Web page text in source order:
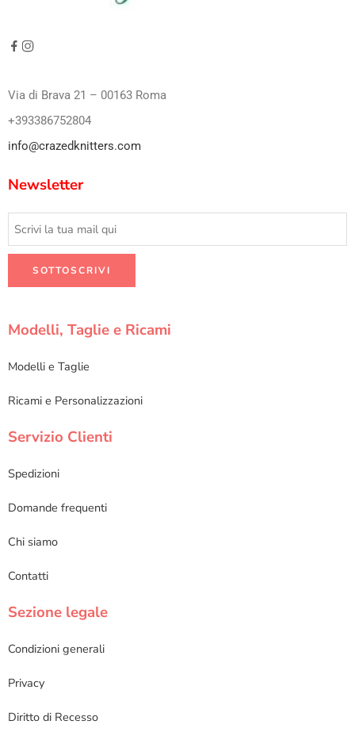
Via di Brava 21 – 00163 Roma
+393386752804
info@crazedknitters.com
Newsletter
Modelli, Taglie e Ricami
Modelli e Taglie
Ricami e Personalizzazioni
Servizio Clienti
Spedizioni
Domande frequenti
Chi siamo
Contatti
Sezione legale
Condizioni generali
Privacy
Diritto di Recesso